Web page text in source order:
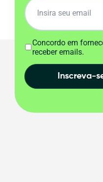
Concordo em
receber emails.
Inscreva-